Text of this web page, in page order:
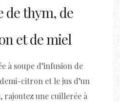
de thym, de
et de miel
à soupe d’infusion de
citron et le jus d’un
rajoutez une cuillerée à